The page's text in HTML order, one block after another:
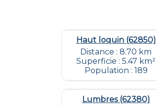
Haut loquin (62850)
Distance : 8.70 km
Superficie : 5.47 km²
Population : 189
Lumbres (62380)